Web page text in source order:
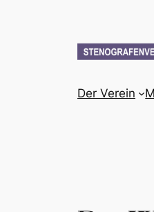
Der Verein